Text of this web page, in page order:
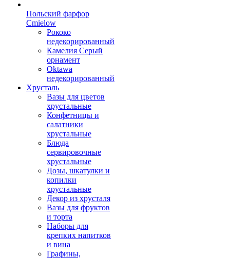
Польский фарфор
Сmielow
Рококо
недекорированный
Камелия Серый
орнамент
Oktawa
недекорированный
Хрусталь
Вазы для цветов
хрустальные
Конфетницы и
салатники
хрустальные
Блюда
сервировочные
хрустальные
Дозы, шкатулки и
копилки
хрустальные
Декор из хрусталя
Вазы для фруктов
и торта
Наборы для
крепких напитков
и вина
Графины,